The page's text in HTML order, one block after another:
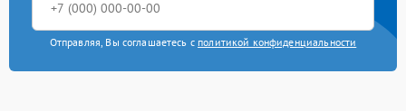
Отправляя, Вы соглашаетесь с политикой конфиденциальности